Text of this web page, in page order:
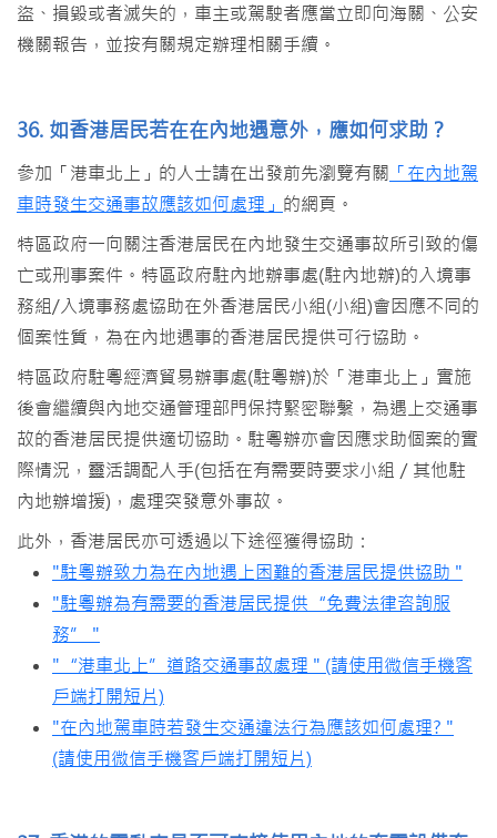
盜、損毀或者滅失的，車主或駕駛者應當立即向海關、公安
機關報告，並按有關規定辦理相關手續。
36. 如香港居民若在在內地遇意外，應如何求助？
參加「港車北上」的人士請在出發前先瀏覽有關 「在內地駕
車時發生交通事故應該如何處理」 的網頁。
特區政府一向關注香港居民在內地發生交通事故所引致的傷
亡或刑事案件。特區政府駐內地辦事處(駐內地辦)的入境事
務組/入境事務處協助在外香港居民小組(小組)會因應不同的
個案性質，為在內地遇事的香港居民提供可行協助。
特區政府駐粵經濟貿易辦事處(駐粵辦)於「港車北上」實施
後會繼續與內地交通管理部門保持緊密聯繫，為遇上交通事
故的香港居民提供適切協助。駐粵辦亦會因應求助個案的實
際情況，靈活調配人手(包括在有需要時要求小組／其他駐
內地辦增援)，處理突發意外事故。
此外，香港居民亦可透過以下途徑獲得協助：
"駐粵辦致力為在內地遇上困難的香港居民提供協助 "
"駐粵辦為有需要的香港居民提供“免費法律咨詢服
務” "
"“港車北上”道路交通事故處理 " (請使用微信手機客
戶端打開短片)
"在內地駕車時若發生交通違法行為應該如何處理? "
(請使用微信手機客戶端打開短片)